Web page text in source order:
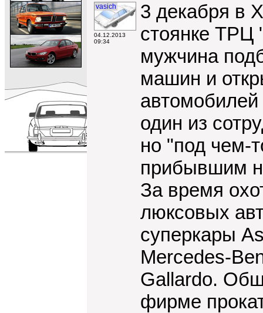
vasich
04.12.2013
09:34
3 декабря в
стоянке ТРЦ
мужчина
машин и
один из
но "под чем-
прибывшим
За время
люксовых
суперкары
Mercedes-
Gallardo.
фирме